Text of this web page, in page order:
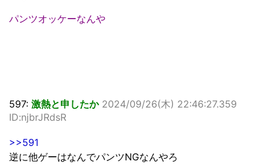
パンツオッケーなんや
597: 激熱と申したか 2024/09/26(木) 22:46:27.359
ID:njbrJRdsR
>>591
逆に他ゲーはなんでパンツNGなんやろ